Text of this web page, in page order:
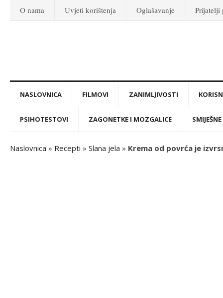
O nama Uvjeti korištenja Oglašavanje Prijatelji
NASLOVNICA FILMOVI ZANIMLJIVOSTI
PSIHOTESTOVI ZAGONETKE I MOZGALICE
Naslovnica » Recepti » Slana jela » Krema od povrća je